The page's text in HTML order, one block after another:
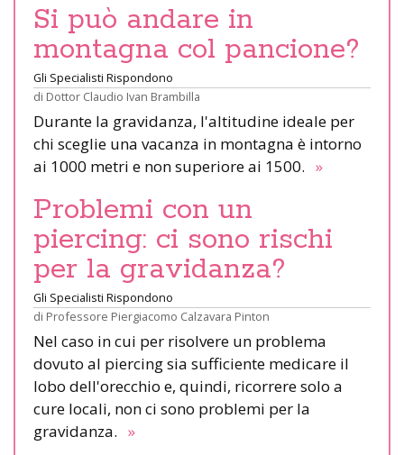
Si può andare in
montagna col pancione?
Gli Specialisti Rispondono
di Dottor Claudio Ivan Brambilla
Durante la gravidanza, l'altitudine ideale per
chi sceglie una vacanza in montagna è intorno
ai 1000 metri e non superiore ai 1500. »
Problemi con un
piercing: ci sono rischi
per la gravidanza?
Gli Specialisti Rispondono
di Professore Piergiacomo Calzavara Pinton
Nel caso in cui per risolvere un problema
dovuto al piercing sia sufficiente medicare il
lobo dell'orecchio e, quindi, ricorrere solo a
cure locali, non ci sono problemi per la
gravidanza. »